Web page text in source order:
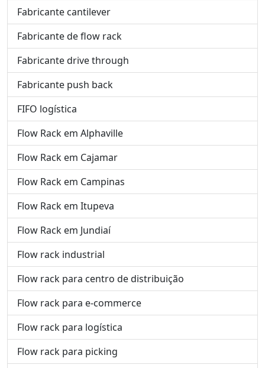
Fabricante cantilever
Fabricante de flow rack
Fabricante drive through
Fabricante push back
FIFO logística
Flow Rack em Alphaville
Flow Rack em Cajamar
Flow Rack em Campinas
Flow Rack em Itupeva
Flow Rack em Jundiaí
Flow rack industrial
Flow rack para centro de distribuição
Flow rack para e-commerce
Flow rack para logística
Flow rack para picking